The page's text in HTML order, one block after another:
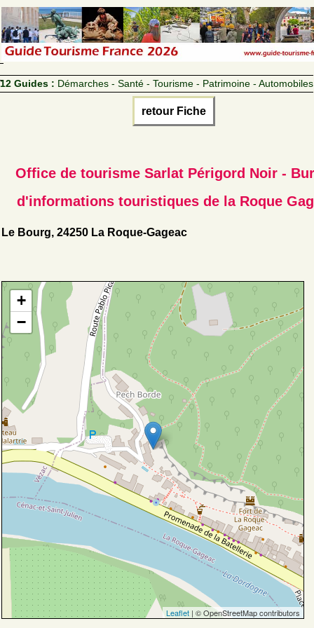
12 Guides : Démarches - Santé - Tourisme - Patrimoine - Automobiles
retour Fiche
Office de tourisme Sarlat Périgord Noir -
d'informations touristiques de la Roque
Le Bourg, 24250 La Roque-Gageac
+
−
Leaflet | © OpenStreetMap contributors